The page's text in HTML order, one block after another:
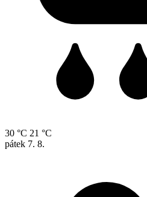
30 °C 21 °C
pátek 7. 8.